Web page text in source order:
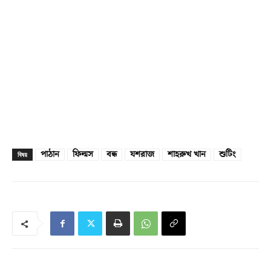
বিষয় পাঠান ফিল্মস বন্ধ যশরাজ শাহরুখ খান শুটিং